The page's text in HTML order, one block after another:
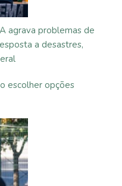
agrava problemas de
a desastres,
escolher opções